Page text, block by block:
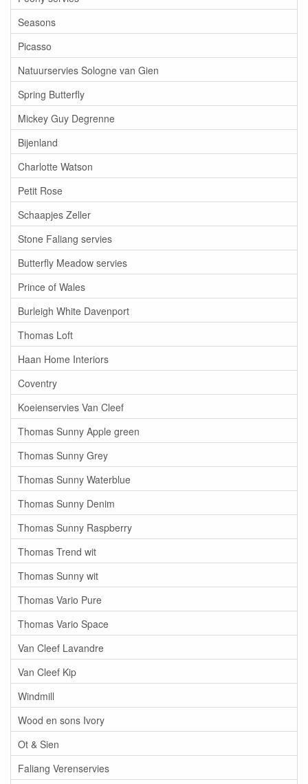
Seasons
Picasso
Natuurservies Sologne van Gien
Spring Butterfly
Mickey Guy Degrenne
Bijenland
Charlotte Watson
Petit Rose
Schaapjes Zeller
Stone Faliang servies
Butterfly Meadow servies
Prince of Wales
Burleigh White Davenport
Thomas Loft
Haan Home Interiors
Coventry
Koeienservies Van Cleef
Thomas Sunny Apple green
Thomas Sunny Grey
Thomas Sunny Waterblue
Thomas Sunny Denim
Thomas Sunny Raspberry
Thomas Trend wit
Thomas Sunny wit
Thomas Vario Pure
Thomas Vario Space
Van Cleef Lavandre
Van Cleef Kip
Windmill
Wood en sons Ivory
Ot & Sien
Faliang Verenservies